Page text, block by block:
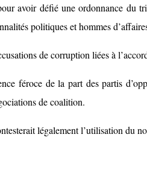
avoir défié une ordonnance du
politiques et hommes
de corruption liées à
féroce de la part des partis
de coalition.
légalement l’utilisation